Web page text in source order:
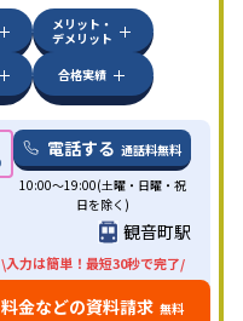
メリット・
デメリット
合格実績
電話する 通話料無料
10:00～19:00(土曜・日曜・祝
日を除く)
観音町駅
\入力は簡単！最短30秒で完了/
料金などの資料請求 無料